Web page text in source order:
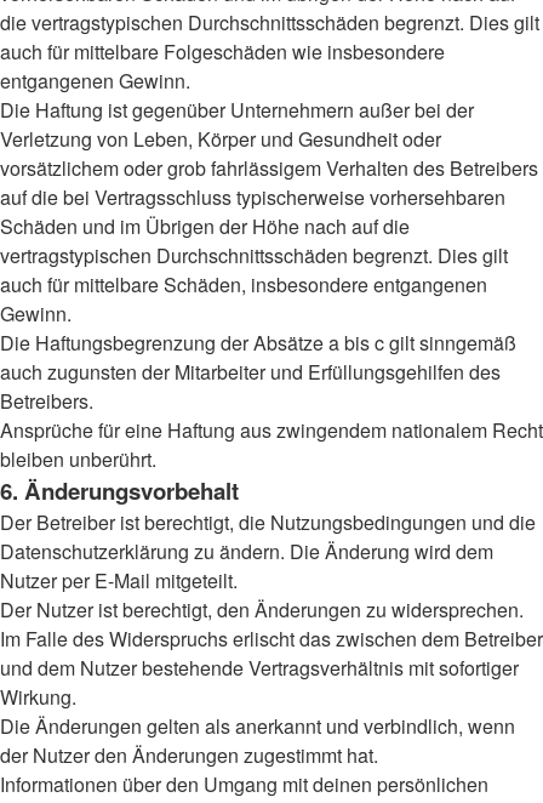
die vertragstypischen Durchschnittsschäden begrenzt. Dies gilt
auch für mittelbare Folgeschäden wie insbesondere
entgangenen Gewinn.
Die Haftung ist gegenüber Unternehmern außer bei der
Verletzung von Leben, Körper und Gesundheit oder
vorsätzlichem oder grob fahrlässigem Verhalten des Betreibers
auf die bei Vertragsschluss typischerweise vorhersehbaren
Schäden und im Übrigen der Höhe nach auf die
vertragstypischen Durchschnittsschäden begrenzt. Dies gilt
auch für mittelbare Schäden, insbesondere entgangenen
Gewinn.
Die Haftungsbegrenzung der Absätze a bis c gilt sinngemäß
auch zugunsten der Mitarbeiter und Erfüllungsgehilfen des
Betreibers.
Ansprüche für eine Haftung aus zwingendem nationalem Recht
bleiben unberührt.
6. Änderungsvorbehalt
Der Betreiber ist berechtigt, die Nutzungsbedingungen und die
Datenschutzerklärung zu ändern. Die Änderung wird dem
Nutzer per E-Mail mitgeteilt.
Der Nutzer ist berechtigt, den Änderungen zu widersprechen.
Im Falle des Widerspruchs erlischt das zwischen dem Betreiber
und dem Nutzer bestehende Vertragsverhältnis mit sofortiger
Wirkung.
Die Änderungen gelten als anerkannt und verbindlich, wenn
der Nutzer den Änderungen zugestimmt hat.
Informationen über den Umgang mit deinen persönlichen